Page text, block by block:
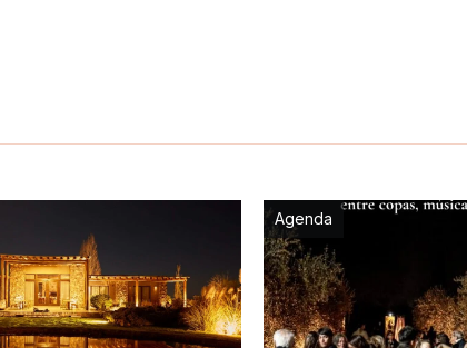
Agenda